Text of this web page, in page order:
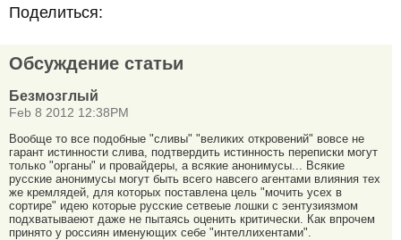
Поделиться:
Обсуждение статьи
Безмозглый
Feb 8 2012 12:38PM
Вообще то все подобные "сливы" "великих откровений" вовсе не
гарант истинности слива, подтвердить истинность переписки могут
только "органы" и провайдеры, а всякие анонимусы... Всякие
русские анонимусы могут быть всего навсего агентами влияния тех
же кремлядей, для которых поставлена цель "мочить усех в
сортире" идею которые русские сетвеые лошки с эентузиязмом
подхватываеют даже не пытаясь оценить критически. Как впрочем
принято у россиян именующих себе "интеллихентами".